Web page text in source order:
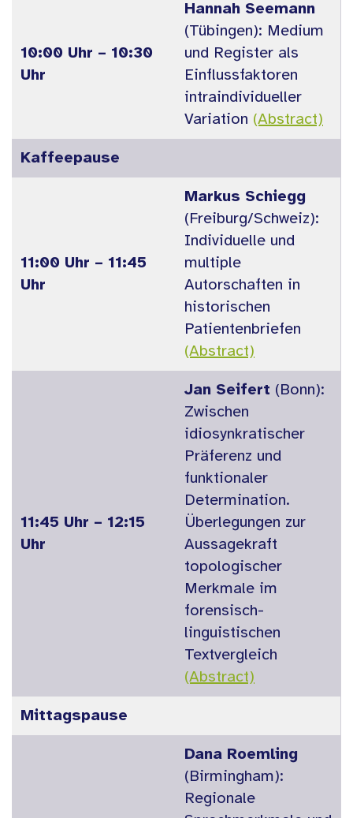
10:00 Uhr – 10:30
Uhr
Hannah Seemann
(Tübingen): Medium
und Register als
Einflussfaktoren
intraindividueller
Variation (Abstract)
Kaffeepause
11:00 Uhr – 11:45
Uhr
Markus Schiegg
(Freiburg/Schweiz):
Individuelle und
multiple
Autorschaften in
historischen
Patientenbriefen
(Abstract)
11:45 Uhr – 12:15
Uhr
Jan Seifert (Bonn):
Zwischen
idiosynkratischer
Präferenz und
funktionaler
Determination.
Überlegungen zur
Aussagekraft
topologischer
Merkmale im
forensisch-
linguistischen
Textvergleich
(Abstract)
Mittagspause
Dana Roemling
(Birmingham):
Regionale